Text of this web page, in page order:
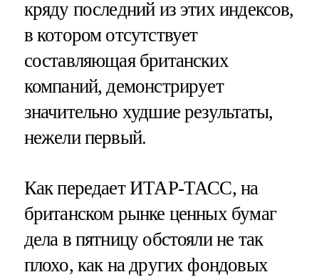
кряду последний из этих индексов,
в котором отсутствует
составляющая британских
компаний, демонстрирует
значительно худшие результаты,
нежели первый.
Как передает ИТАР-ТАСС, на
британском рынке ценных бумаг
дела в пятницу обстояли не так
плохо, как на других фондовых